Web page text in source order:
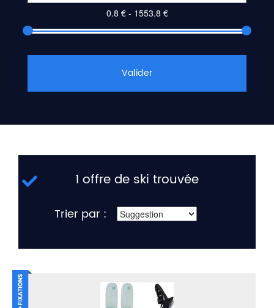
Valider
1 offre de ski trouvée
Trier par :